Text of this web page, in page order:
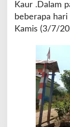
i
Kaur .Dalam
beberapa
Kamis (3/7/